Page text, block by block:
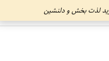
لذت بخش و دلنشین